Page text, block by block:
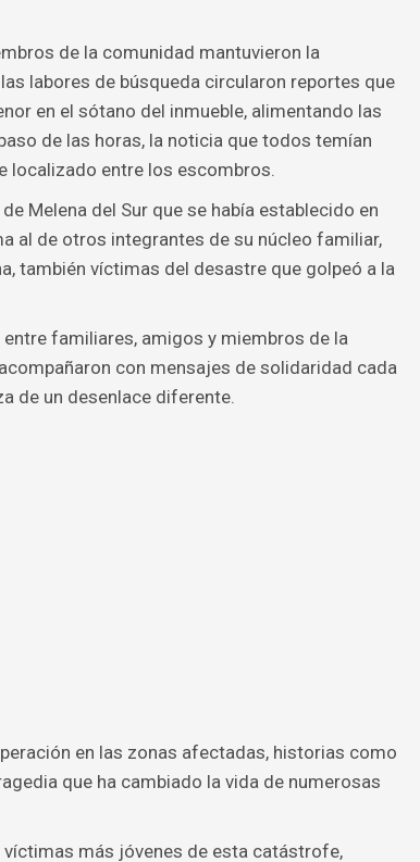
de la comunidad mantuvieron la
labores de búsqueda circularon reportes que
en el sótano del inmueble, alimentando las
de las horas, la noticia que todos temían
localizado entre los escombros.
Melena del Sur que se había establecido en
al de otros integrantes de su núcleo familiar,
también víctimas del desastre que golpeó a la
familiares, amigos y miembros de la
con mensajes de solidaridad cada
de un desenlace diferente.
en las zonas afectadas, historias como
que ha cambiado la vida de numerosas
más jóvenes de esta catástrofe,